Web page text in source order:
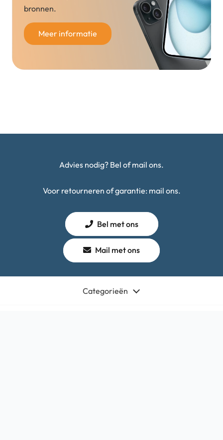
bronnen.
Meer informatie
Advies nodig? Bel of mail ons.
Voor retourneren of garantie: mail ons.
Bel met ons
Mail met ons
Categorieën